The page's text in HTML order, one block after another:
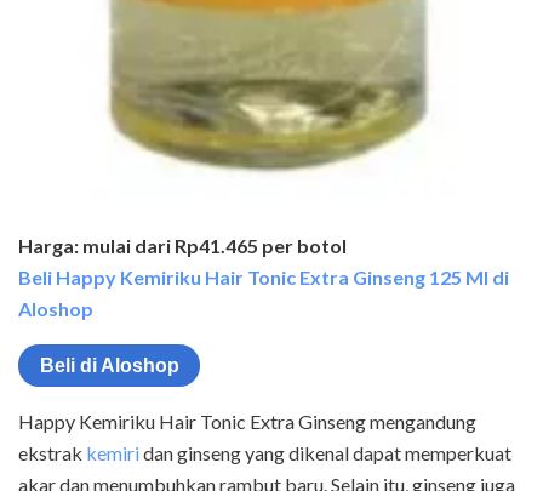
Harga: mulai dari Rp41.465 per botol
Beli Happy Kemiriku Hair Tonic Extra Ginseng 125 Ml di
Aloshop
Beli di Aloshop
Happy Kemiriku Hair Tonic Extra Ginseng mengandung
ekstrak kemiridan ginseng yang dikenal dapat memperkuat
akar dan menumbuhkan rambut baru. Selain itu, ginseng juga